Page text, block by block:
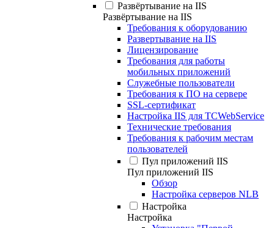
Развёртывание на IIS
Развёртывание на IIS
Требования к оборудованию
Развертывание на IIS
Лицензирование
Требования для работы
мобильных приложений
Служебные пользователи
Требования к ПО на сервере
SSL-сертификат
Настройка IIS для TCWebService
Технические требования
Требования к рабочим местам
пользователей
Пул приложений IIS
Пул приложений IIS
Обзор
Настройка серверов NLB
Настройка
Настройка